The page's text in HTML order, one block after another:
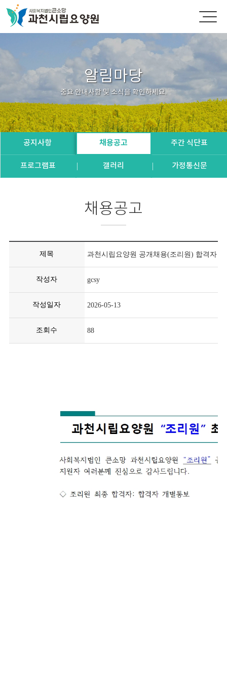
알림마당
중요 안내사항 및 소식을 확인하세요.
공지사항 채용공고 주간 식단표
프로그램표 갤러리 가정통신문
채용공고
제목 과천시립요양원 공개채용(조리원) 합격자
작성자 gcsy
작성일자 2026-05-13
조회수 88